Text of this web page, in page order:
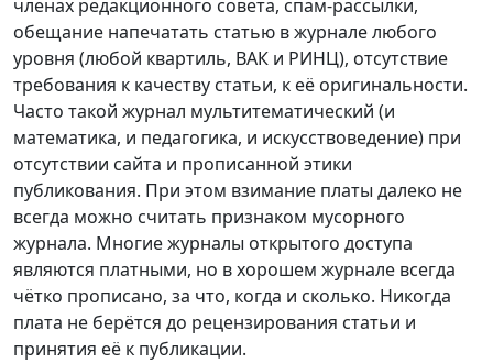
членах редакционного совета, спам-рассылки,
обещание напечатать статью в журнале любого
уровня (любой квартиль, ВАК и РИНЦ), отсутствие
требования к качеству статьи, к её оригинальности.
Часто такой журнал мультитематический (и
математика, и педагогика, и искусствоведение) при
отсутствии сайта и прописанной этики
публикования. При этом взимание платы далеко не
всегда можно считать признаком мусорного
журнала. Многие журналы открытого доступа
являются платными, но в хорошем журнале всегда
чётко прописано, за что, когда и сколько. Никогда
плата не берётся до рецензирования статьи и
принятия её к публикации.